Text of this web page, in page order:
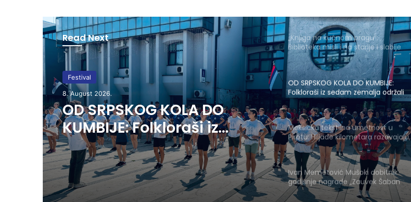
Read Next
Festival
8. August 2026.
OD SRPSKOG KOLA DO
KUMBIJE: Folkloraši iz
sedam zemalja održali
javni čas na Trgu ispred
Doma kulture
„Knjiga na kućnom pragu“:
Biblioteka misli i na starije i slabije
pokretne korisnike
OD SRPSKOG KOLA DO KUMBIJE:
Folkloraši iz sedam zemalja održali
javni čas na Trgu ispred Doma
kulture
Meksička tekstilna umetnost u
Pirotu: Hiljade kilometara razdvajaju,
a niti i motivi spajaju
Ivan Memetović Mušoki dobitnik
godišnje nagrade „Zauvek Šaban
Bajramović“